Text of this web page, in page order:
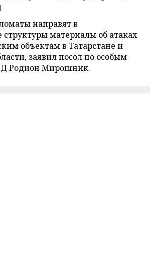
направят в
материалы об атаках
объектам в Татарстане и
заявил посол по особым
Родион Мирошник.